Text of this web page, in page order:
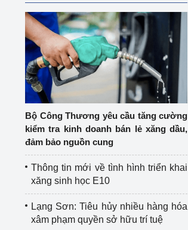
Bộ Công Thương yêu cầu tăng cường
kiểm tra kinh doanh bán lẻ xăng dầu,
đảm bảo nguồn cung
Thông tin mới về tình hình triển khai
xăng sinh học E10
Lạng Sơn: Tiêu hủy nhiều hàng hóa
xâm phạm quyền sở hữu trí tuệ